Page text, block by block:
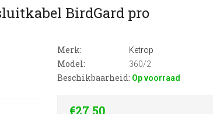
BirdGard pro
Merk: Ketrop
Model: 360/2
Beschikbaarheid: Op voorraad
€27,50